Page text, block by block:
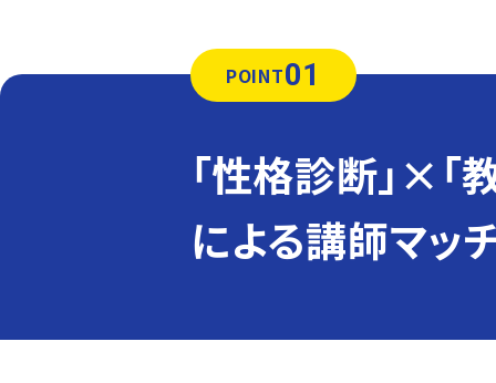
POINT01
「性格診断」×「
による講師マッ